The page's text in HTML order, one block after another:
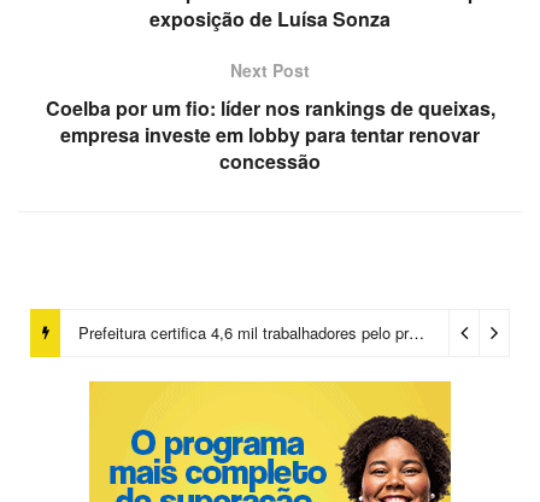
exposição de Luísa Sonza
Next Post
Coelba por um fio: líder nos rankings de queixas,
empresa investe em lobby para tentar renovar
concessão
Prefeitura certifica 4,6 mil trabalhadores pelo programa Treinar para Empregar e realiza Feirão de Empregabilidade